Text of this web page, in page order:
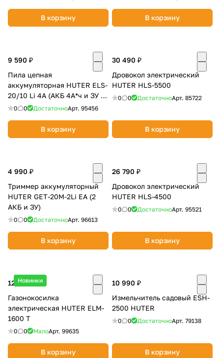
В корзину В корзину
9 590 ₽
Пила цепная
аккумуляторная HUTER ELS-
20/10 Li 4А (АКБ 4А*ч и ЗУ в
комплекте)
0 0 ДостаточноАрт. 95456
В корзину
30 490 ₽
Дровокол электрический
HUTER HLS-5500
0 0 ДостаточноАрт. 85722
В корзину
4 990 ₽
Триммер аккумуляторный
HUTER GET-20M-2Li EA (2
АКБ и ЗУ)
0 0 ДостаточноАрт. 96613
В корзину
26 790 ₽
Дровокол электрический
HUTER HLS-4500
0 0 ДостаточноАрт. 95521
В корзину
Новинки
12 090 ₽
Газонокосилка
электрическая HUTER ELM-
1600 T
0 0 МалоАрт. 99635
В корзину
10 990 ₽
Измельчитель садовый ESH-
2500 HUTER
0 0 ДостаточноАрт. 79138
В корзину